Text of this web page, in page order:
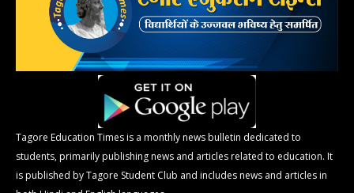
Tagore Education Times is a monthly news bulletin dedicated to
students, primarily publishing news and articles related to education. It
is published by Tagore Student Club and includes news and articles in